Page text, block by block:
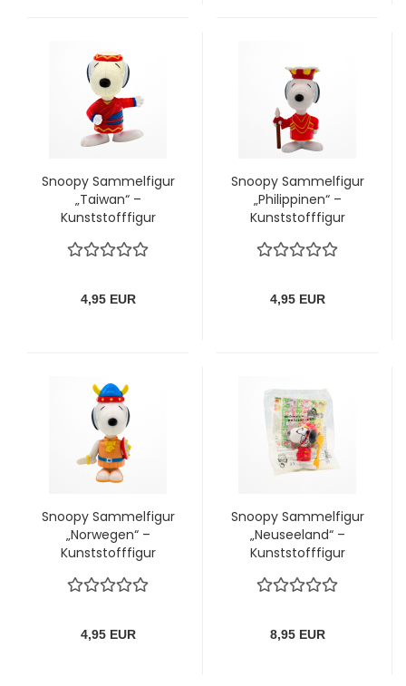
Snoopy Sammelfigur
„Taiwan“ –
Kunststofffigur
4,95 EUR
Snoopy Sammelfigur
„Philippinen“ –
Kunststofffigur
4,95 EUR
Snoopy Sammelfigur
„Norwegen“ –
Kunststofffigur
4,95 EUR
Snoopy Sammelfigur
„Neuseeland“ –
Kunststofffigur
8,95 EUR